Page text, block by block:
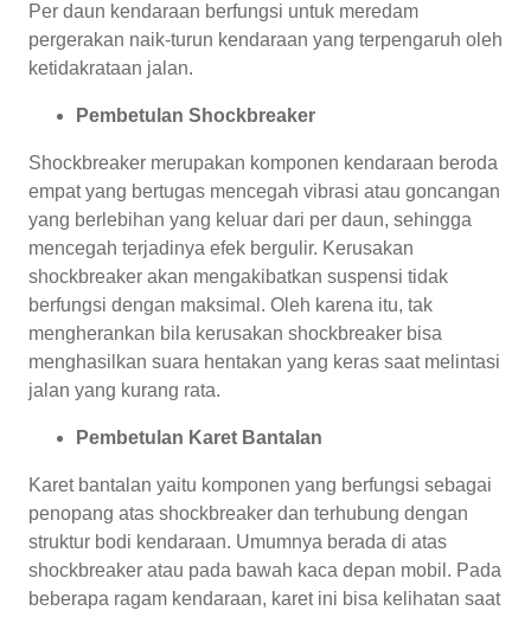
Per daun kendaraan berfungsi untuk meredam
pergerakan naik-turun kendaraan yang terpengaruh oleh
ketidakrataan jalan.
Pembetulan Shockbreaker
Shockbreaker merupakan komponen kendaraan beroda
empat yang bertugas mencegah vibrasi atau goncangan
yang berlebihan yang keluar dari per daun, sehingga
mencegah terjadinya efek bergulir. Kerusakan
shockbreaker akan mengakibatkan suspensi tidak
berfungsi dengan maksimal. Oleh karena itu, tak
mengherankan bila kerusakan shockbreaker bisa
menghasilkan suara hentakan yang keras saat melintasi
jalan yang kurang rata.
Pembetulan Karet Bantalan
Karet bantalan yaitu komponen yang berfungsi sebagai
penopang atas shockbreaker dan terhubung dengan
struktur bodi kendaraan. Umumnya berada di atas
shockbreaker atau pada bawah kaca depan mobil. Pada
beberapa ragam kendaraan, karet ini bisa kelihatan saat